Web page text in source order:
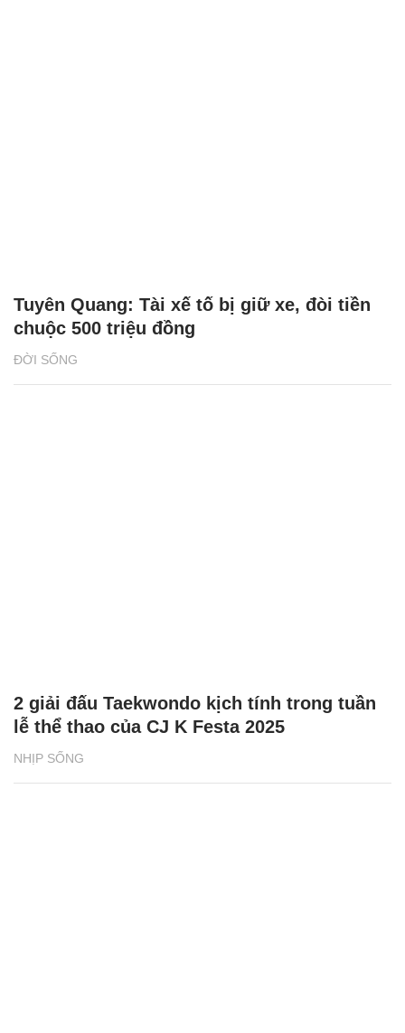
ĐỜI SỐNG
Tuyên Quang: Tài xế tố bị giữ xe, đòi tiền
chuộc 500 triệu đồng
NHỊP SỐNG
2 giải đấu Taekwondo kịch tính trong tuần
lễ thể thao của CJ K Festa 2025